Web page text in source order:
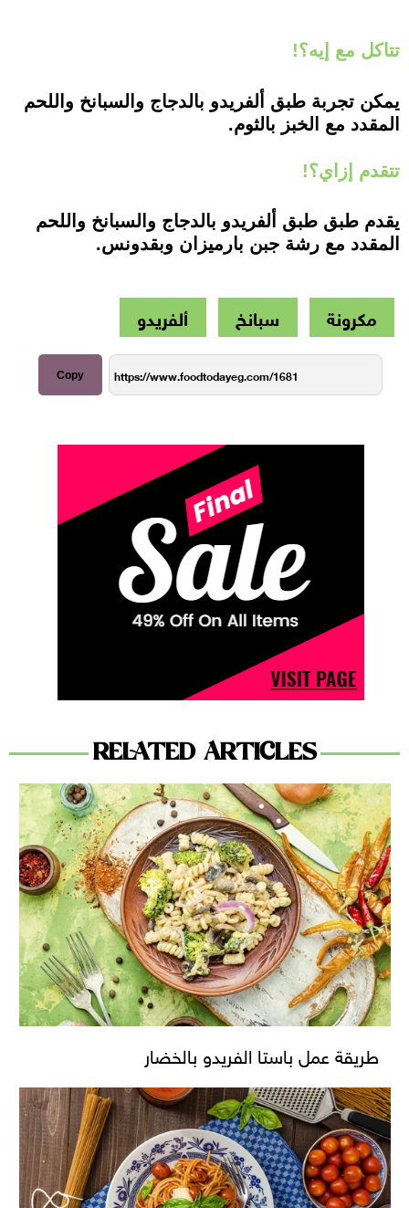
تتاكل مع إيه؟!
يمكن تجربة طبق ألفريدو بالدجاج والسبانخ واللحم
المقدد مع الخبز بالثوم.
تتقدم إزاي؟!
يقدم طبق طبق ألفريدو بالدجاج والسبانخ واللحم
المقدد مع رشة جبن بارميزان وبقدونس.
مكرونة سبانخ ألفريدو
Copy
RELATED ARTICLES
طريقة عمل باستا الفريدو بالخضار